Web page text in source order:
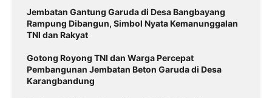
Jembatan Gantung Garuda di Desa Bangbayang
Rampung Dibangun, Simbol Nyata Kemanunggalan
TNI dan Rakyat
Gotong Royong TNI dan Warga Percepat
Pembangunan Jembatan Beton Garuda di Desa
Karangbandung